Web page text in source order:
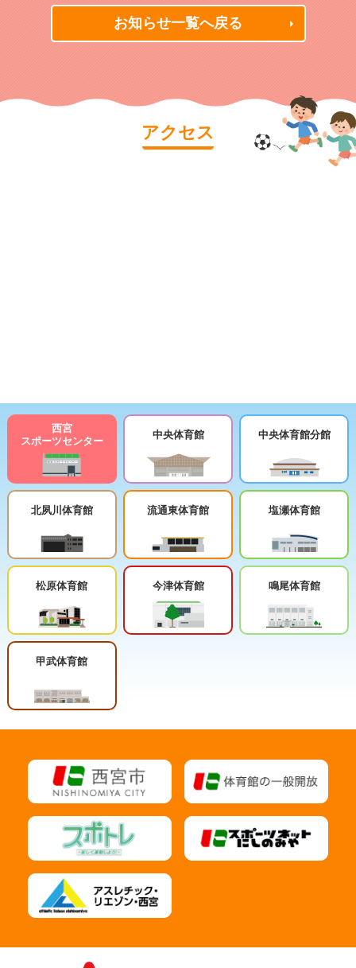
お知らせ一覧へ戻る
アクセス
西宮
スポーツセンター
中央体育館 中央体育館分館
北夙川体育館 流通東体育館 塩瀬体育館
松原体育館 今津体育館 鳴尾体育館
甲武体育館